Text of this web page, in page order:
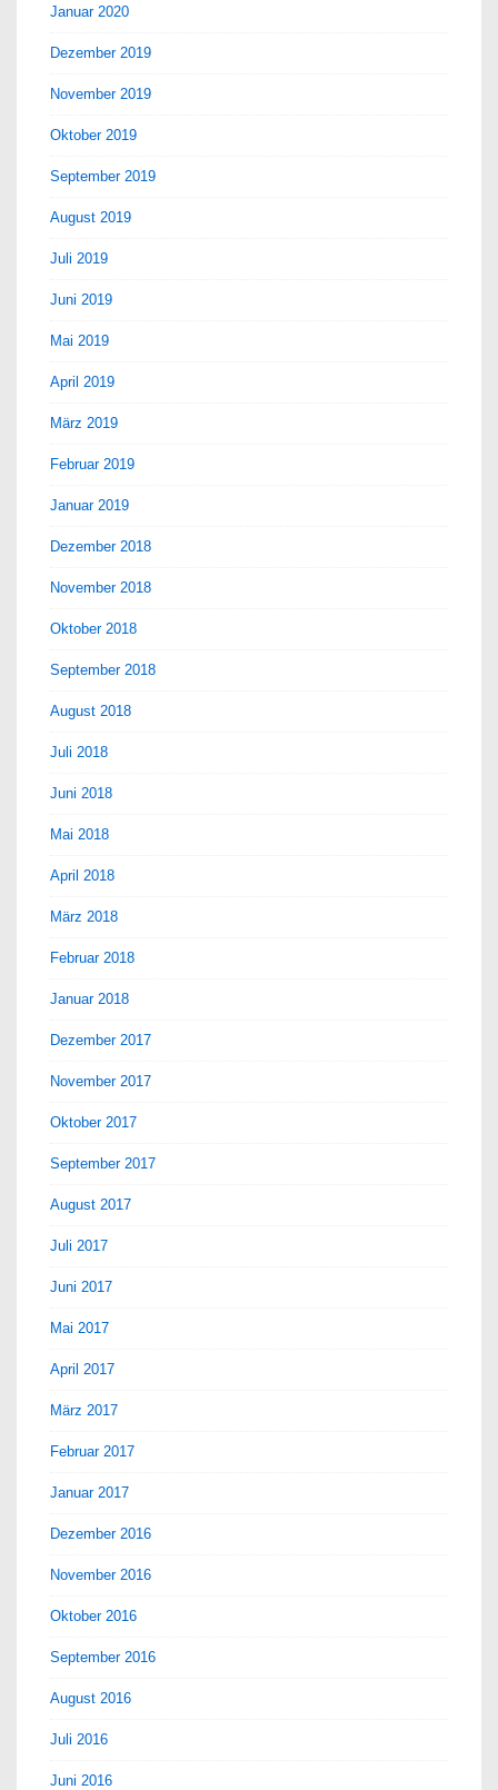
Januar 2020
Dezember 2019
November 2019
Oktober 2019
September 2019
August 2019
Juli 2019
Juni 2019
Mai 2019
April 2019
März 2019
Februar 2019
Januar 2019
Dezember 2018
November 2018
Oktober 2018
September 2018
August 2018
Juli 2018
Juni 2018
Mai 2018
April 2018
März 2018
Februar 2018
Januar 2018
Dezember 2017
November 2017
Oktober 2017
September 2017
August 2017
Juli 2017
Juni 2017
Mai 2017
April 2017
März 2017
Februar 2017
Januar 2017
Dezember 2016
November 2016
Oktober 2016
September 2016
August 2016
Juli 2016
Juni 2016